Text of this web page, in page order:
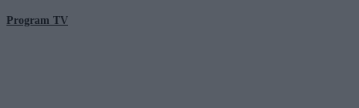
Program TV